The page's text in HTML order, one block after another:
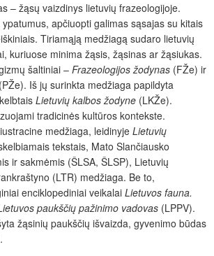
– žąsų vaizdinys lietuvių frazeologijoje.
apčiuopti galimas sąsajas su kitais
Tiriamąją medžiagą sudaro lietuvių
kuriuose minima žąsis, žąsinas ar žąsiukas.
šaltiniai – Frazeologijos žodynas (FŽe) ir
(PŽe). Iš jų surinkta medžiaga papildyta
Lietuvių kalbos žodyne (LKŽe).
tradicinės kultūros kontekste.
medžiaga, leidinyje Lietuvių
tekstais, Mato Slančiausko
ir sakmėmis (ŠLSA, ŠLSP), Lietuvių
(LTR) medžiaga. Be to,
enciklopediniai veikalai Lietuvos fauna.
paukščių pažinimo vadovas (LPPV).
žąsinių paukščių išvaizda, gyvenimo būdas